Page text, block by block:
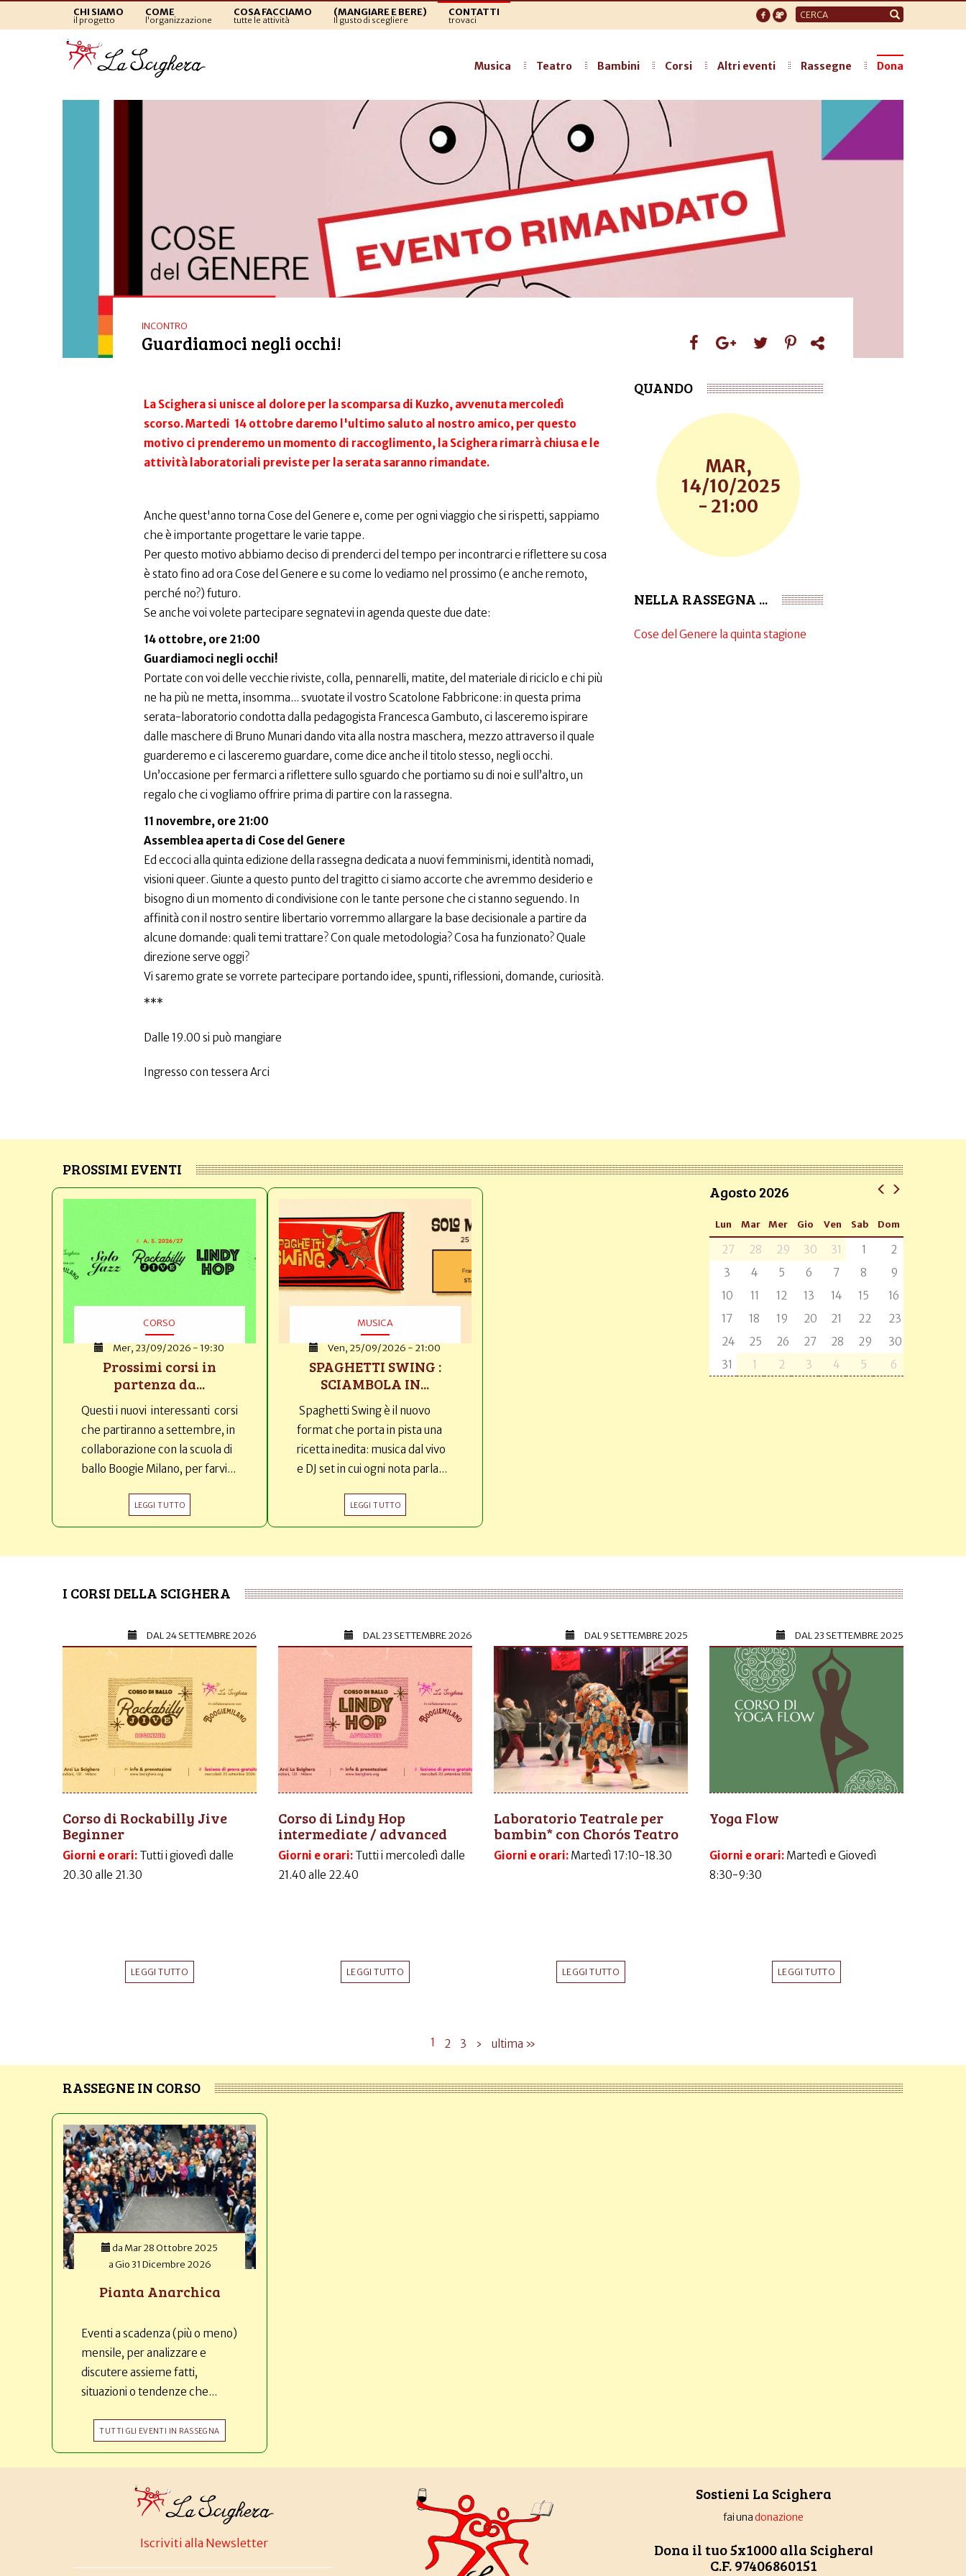
CHI SIAMO
il progetto
COME
l'organizzazione
COSA FACCIAMO
tutte le attività
(MANGIARE E BERE)
Il gusto di scegliere
CONTATTI
trovaci
Form
di
Musica Teatro Bambini Corsi Altri eventi Rassegne Dona
INCONTRO
Guardiamoci negli occhi!
La Scighera si unisce al dolore per la scomparsa di Kuzko, avvenuta mercoledì
scorso. Martedi 14 ottobre daremo l'ultimo saluto al nostro amico, per questo
motivo ci prenderemo un momento di raccoglimento, la Scighera rimarrà chiusa e le
attività laboratoriali previste per la serata saranno rimandate.
Anche quest'anno torna Cose del Genere e, come per ogni viaggio che si rispetti, sappiamo
che è importante progettare le varie tappe.
Per questo motivo abbiamo deciso di prenderci del tempo per incontrarci e riflettere su cosa
è stato fino ad ora Cose del Genere e su come lo vediamo nel prossimo (e anche remoto,
perché no?) futuro.
Se anche voi volete partecipare segnatevi in agenda queste due date:
14 ottobre, ore 21:00
Guardiamoci negli occhi!
Portate con voi delle vecchie riviste, colla, pennarelli, matite, del materiale di riciclo e chi più
ne ha più ne metta, insomma... svuotate il vostro Scatolone Fabbricone: in questa prima
serata-laboratorio condotta dalla pedagogista Francesca Gambuto, ci lasceremo ispirare
dalle maschere di Bruno Munari dando vita alla nostra maschera, mezzo attraverso il quale
guarderemo e ci lasceremo guardare, come dice anche il titolo stesso, negli occhi.
Un’occasione per fermarci a riflettere sullo sguardo che portiamo su di noi e sull’altro, un
regalo che ci vogliamo offrire prima di partire con la rassegna.
11 novembre, ore 21:00
Assemblea aperta di Cose del Genere
Ed eccoci alla quinta edizione della rassegna dedicata a nuovi femminismi, identità nomadi,
visioni queer. Giunte a questo punto del tragitto ci siamo accorte che avremmo desiderio e
bisogno di un momento di condivisione con le tante persone che ci stanno seguendo. In
affinità con il nostro sentire libertario vorremmo allargare la base decisionale a partire da
alcune domande: quali temi trattare? Con quale metodologia? Cosa ha funzionato? Quale
direzione serve oggi?
Vi saremo grate se vorrete partecipare portando idee, spunti, riflessioni, domande, curiosità.
***
Dalle 19.00 si può mangiare
Ingresso con tessera Arci
QUANDO
MAR,
14/10/2025
- 21:00
NELLA RASSEGNA ...
Cose del Genere la quinta stagione
PROSSIMI EVENTI
CORSO
Mer, 23/09/2026 - 19:30
Prossimi corsi in
partenza da...
Questi i nuovi interessanti corsi
che partiranno a settembre, in
collaborazione con la scuola di
ballo Boogie Milano, per farvi...
LEGGI TUTTO
MUSICA
Ven, 25/09/2026 - 21:00
SPAGHETTI SWING :
SCIAMBOLA IN...
Spaghetti Swing è il nuovo
format che porta in pista una
ricetta inedita: musica dal vivo
e DJ set in cui ogni nota parla...
LEGGI TUTTO
Agosto 2026
Lun Mar Mer Gio Ven Sab Dom
27 28 29 30 31 1
2
3
4 5 6 7 8
9
10
11 12 13 14 15
16
17
18 19 20 21 22
23
24
25 26 27 28 29
30
31
1 2 3 4 5 6
I CORSI DELLA SCIGHERA
DAL24 SETTEMBRE 2026
Corso di Rockabilly Jive
Beginner
Giorni e orari: Tutti i giovedì dalle
20.30 alle 21.30
LEGGI TUTTO
DAL23 SETTEMBRE 2026
Corso di Lindy Hop
intermediate / advanced
Giorni e orari: Tutti i mercoledì dalle
21.40 alle 22.40
LEGGI TUTTO
DAL9 SETTEMBRE 2025
Laboratorio Teatrale per
bambin* con Chorós Teatro
Giorni e orari: Martedì 17:10-18.30
LEGGI TUTTO
DAL23 SETTEMBRE 2025
Yoga Flow
Giorni e orari: Martedì e Giovedì
8:30-9:30
LEGGI TUTTO
1 2 3 › ultima »
RASSEGNE IN CORSO
da Mar 28 Ottobre 2025
aGio 31 Dicembre 2026
Pianta Anarchica
Eventi a scadenza (più o meno)
mensile, per analizzare e
discutere assieme fatti,
situazioni o tendenze che...
TUTTI GLI EVENTI IN RASSEGNA
Iscriviti alla Newsletter
Sostieni La Scighera
fai unadonazione
Dona il tuo 5x1000 alla Scighera!
C.F. 97406860151